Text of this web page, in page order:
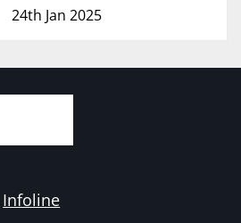
24th Jan 2025
Infoline